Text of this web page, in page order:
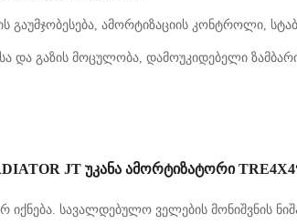
გაუმჯობესება, ამორტიზაციის კონტროლი,
და გაზის მოცულობა, დამოუკიდებელი
JT ᲣᲙᲐᲜᲐ ᲐᲛᲝᲠᲢᲘᲖᲐᲢᲝᲠᲘ
იქნება. სავალდებულო ველების მონიშვნის